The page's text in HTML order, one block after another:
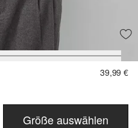
39,99 €
Größe auswählen